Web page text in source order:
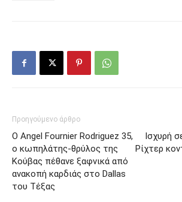
Προηγούμενο άρθρο
Ο Angel Fournier Rodriguez 35,
ο κωπηλάτης-θρύλος της
Κούβας πέθανε ξαφνικά από
ανακοπή καρδιάς στο Dallas
του Tέξας
Ισχυρή
Ρίχτερ